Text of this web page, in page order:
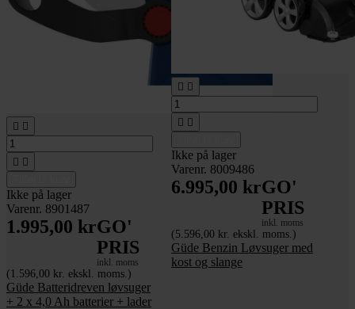
 
 
Ikke på lager
Varenr. 8901487
1.995,00 krGO'
PRIS
inkl. moms
(1.596,00 kr. ekskl. moms.)
Güde Batteridreven løvsuger
+ 2 x 4,0 Ah batterier + lader
 
 
Ikke på lager
Varenr. 8009486
6.995,00 krGO'
PRIS
inkl. moms
(5.596,00 kr. ekskl. moms.)
Güde Benzin Løvsuger med
kost og slange